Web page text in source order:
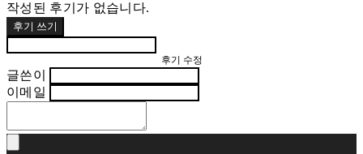
작성된 후기가 없습니다.
후기 쓰기
후기 수정
글쓴이
이메일